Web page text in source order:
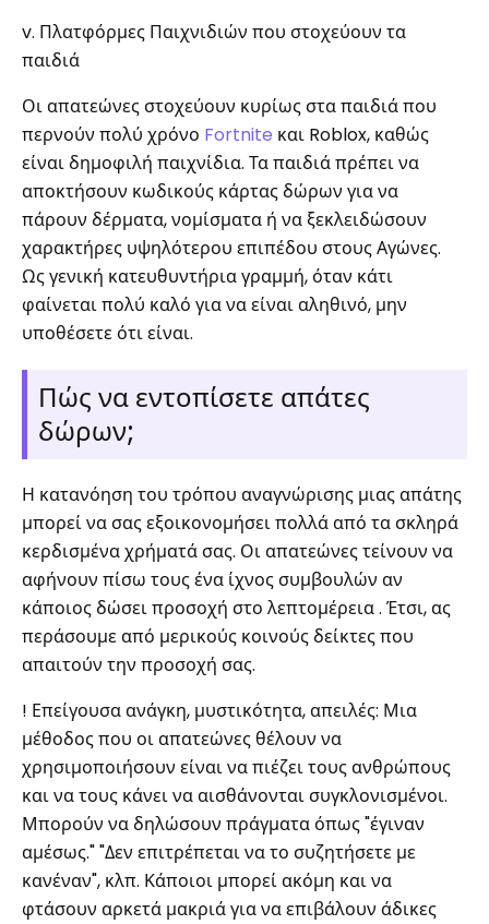
v. Πλατφόρμες Παιχνιδιών που στοχεύουν τα
παιδιά
Οι απατεώνες στοχεύουν κυρίως στα παιδιά που
περνούν πολύ χρόνο Fortnite και Roblox, καθώς
είναι δημοφιλή παιχνίδια. Τα παιδιά πρέπει να
αποκτήσουν κωδικούς κάρτας δώρων για να
πάρουν δέρματα, νομίσματα ή να ξεκλειδώσουν
χαρακτήρες υψηλότερου επιπέδου στους Αγώνες.
Ως γενική κατευθυντήρια γραμμή, όταν κάτι
φαίνεται πολύ καλό για να είναι αληθινό, μην
υποθέσετε ότι είναι.
Πώς να εντοπίσετε απάτες
δώρων;
Η κατανόηση του τρόπου αναγνώρισης μιας απάτης
μπορεί να σας εξοικονομήσει πολλά από τα σκληρά
κερδισμένα χρήματά σας. Οι απατεώνες τείνουν να
αφήνουν πίσω τους ένα ίχνος συμβουλών αν
κάποιος δώσει προσοχή στο λεπτομέρεια . Έτσι, ας
περάσουμε από μερικούς κοινούς δείκτες που
απαιτούν την προσοχή σας.
! Επείγουσα ανάγκη, μυστικότητα, απειλές: Μια
μέθοδος που οι απατεώνες θέλουν να
χρησιμοποιήσουν είναι να πιέζει τους ανθρώπους
και να τους κάνει να αισθάνονται συγκλονισμένοι.
Μπορούν να δηλώσουν πράγματα όπως "έγιναν
αμέσως." "Δεν επιτρέπεται να το συζητήσετε με
κανέναν", κλπ. Κάποιοι μπορεί ακόμη και να
φτάσουν αρκετά μακριά για να επιβάλουν άδικες